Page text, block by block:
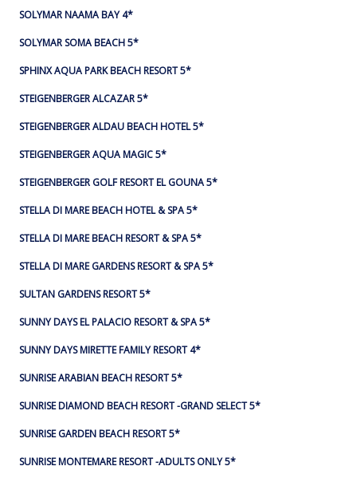
SOLYMAR NAAMA BAY 4*
SOLYMAR SOMA BEACH 5*
SPHINX AQUA PARK BEACH RESORT 5*
STEIGENBERGER ALCAZAR 5*
STEIGENBERGER ALDAU BEACH HOTEL 5*
STEIGENBERGER AQUA MAGIC 5*
STEIGENBERGER GOLF RESORT EL GOUNA 5*
STELLA DI MARE BEACH HOTEL & SPA 5*
STELLA DI MARE BEACH RESORT & SPA 5*
STELLA DI MARE GARDENS RESORT & SPA 5*
SULTAN GARDENS RESORT 5*
SUNNY DAYS EL PALACIO RESORT & SPA 5*
SUNNY DAYS MIRETTE FAMILY RESORT 4*
SUNRISE ARABIAN BEACH RESORT 5*
SUNRISE DIAMOND BEACH RESORT -GRAND SELECT 5*
SUNRISE GARDEN BEACH RESORT 5*
SUNRISE MONTEMARE RESORT -ADULTS ONLY 5*